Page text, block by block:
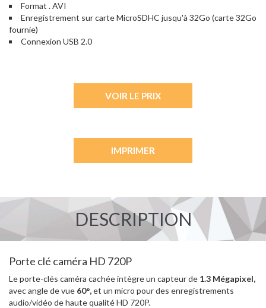
Format . AVI
Enregistrement sur carte MicroSDHC jusqu'à 32Go (carte 32Go
fournie)
Connexion USB 2.0
VOIR LE PRIX
IMPRIMER
DESCRIPTION
Porte clé caméra HD 720P
Le porte-clés caméra cachée intègre un capteur de 1.3 Mégapixel,
avec angle de vue 60°,et un micro pour des enregistrements
audio/vidéo de haute qualité HD 720P.